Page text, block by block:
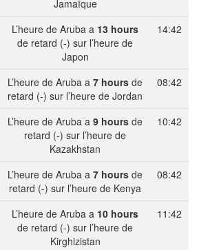
Jamaïque
L’heure de Aruba a 13 hours
de retard (-) sur l’heure de
Japon
14:42
L’heure de Aruba a 7 hours de
retard (-) sur l’heure de Jordan
08:42
L’heure de Aruba a 9 hours de
retard (-) sur l’heure de
Kazakhstan
10:42
L’heure de Aruba a 7 hours de
retard (-) sur l’heure de Kenya
08:42
L’heure de Aruba a 10 hours
de retard (-) sur l’heure de
Kirghizistan
11:42